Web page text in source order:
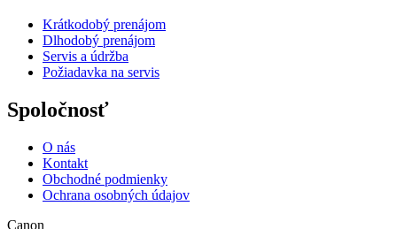
Krátkodobý prenájom
Dlhodobý prenájom
Servis a údržba
Požiadavka na servis
Spoločnosť
O nás
Kontakt
Obchodné podmienky
Ochrana osobných údajov
Canon